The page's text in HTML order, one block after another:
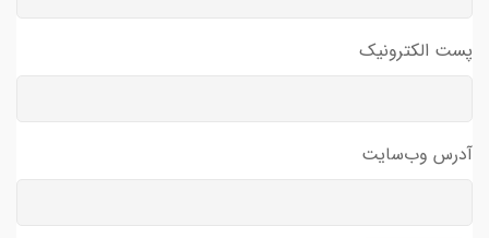
پست الکترونیک
آدرس وب‌سایت